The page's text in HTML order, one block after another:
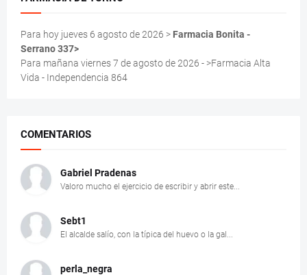
Para hoy jueves 6 agosto de 2026 > Farmacia Bonita -
Serrano 337>
Para mañana viernes 7 de agosto de 2026 - >Farmacia Alta
Vida - Independencia 864
COMENTARIOS
Gabriel Pradenas
Valoro mucho el ejercicio de escribir y abrir este...
Sebt1
El alcalde salío, con la típica del huevo o la gal...
perla_negra